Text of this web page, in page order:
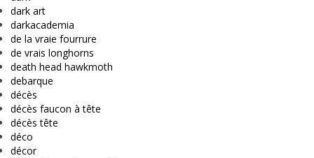
dark art
darkacademia
de la vraie fourrure
de vrais longhorns
death head hawkmoth
debarque
décès
décès faucon à tête
décès tête
déco
décor